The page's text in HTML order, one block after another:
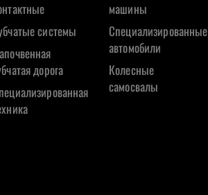
системы
дорога
машины
Специализированные
автомобили
Колесные
самосвалы